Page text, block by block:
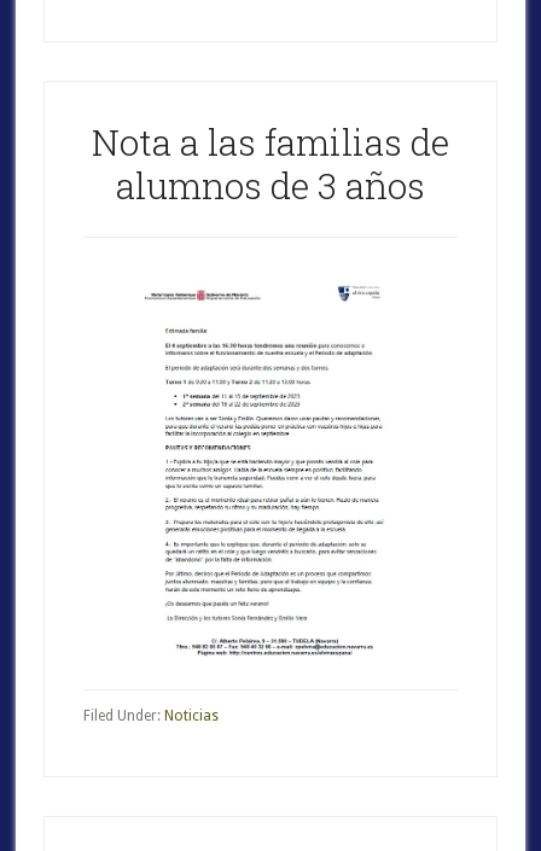
Nota a las familias de
alumnos de 3 años
Filed Under: Noticias